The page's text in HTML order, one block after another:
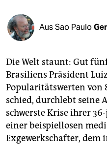
shop
fragen & hilfe
unterstützen
abo
genossenschaft
epaper login
Aus Sao Paulo
Die Welt staunt: Gut
Brasiliens Präsident
Popularitätswerten von
schied, durchlebt seine
schwerste Krise ihrer
einer beispiellosen
Exgewerkschafter, dem